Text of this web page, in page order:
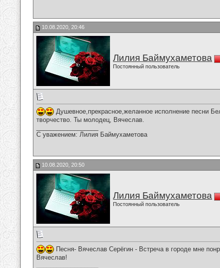
10.08.2020, 20:46
Лилия Баймухаметова
Постоянный пользователь
Душевное,прекрасное,желанное исполнение песни
творчество. Ты молодец, Вячеслав.
С уважением: Лилия Баймухаметова
10.08.2020, 20:50
Лилия Баймухаметова
Постоянный пользователь
Песня- Вячеслав Серёгин - Встреча в городе мне
Вячеслав!